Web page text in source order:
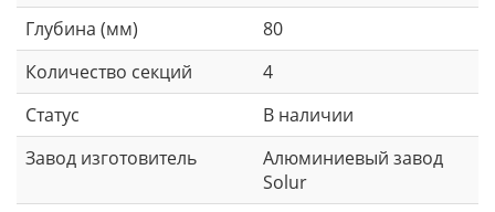
Глубина (мм)
80
Количество секций
4
Статус
В наличии
Завод изготовитель
Алюминиевый завод
Solur